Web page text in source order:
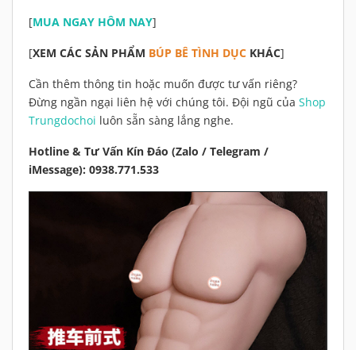
[MUA NGAY HÔM NAY]
[XEM CÁC SẢN PHẨM BÚP BÊ TÌNH DỤC KHÁC]
Cần thêm thông tin hoặc muốn được tư vấn riêng?
Đừng ngần ngại liên hệ với chúng tôi. Đội ngũ của Shop
Trungdochoi luôn sẵn sàng lắng nghe.
Hotline & Tư Vấn Kín Đáo (Zalo / Telegram /
iMessage): 0938.771.533